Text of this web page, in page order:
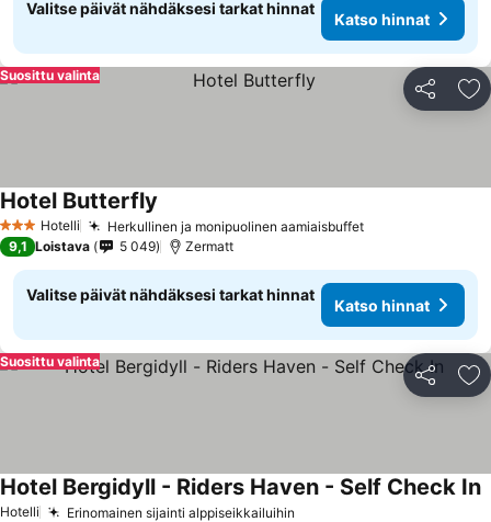
Valitse päivät nähdäksesi tarkat hinnat
Katso hinnat
Jaa
Suosittu valinta
3 Tähtiluokitus
Hotelli Herkullinen ja monipuolinen aamiaisbuffetKatso hinnat
Hotel Butterfly
9,1 Loistava 5 049 Zermatt
Valitse päivät nähdäksesi tarkat hinnat
Katso hinnat
Jaa
Suosittu valinta
Hotelli Erinomainen sijainti alppiseikkailuihin
Hotel Bergidyll - Riders Haven - Self Check In